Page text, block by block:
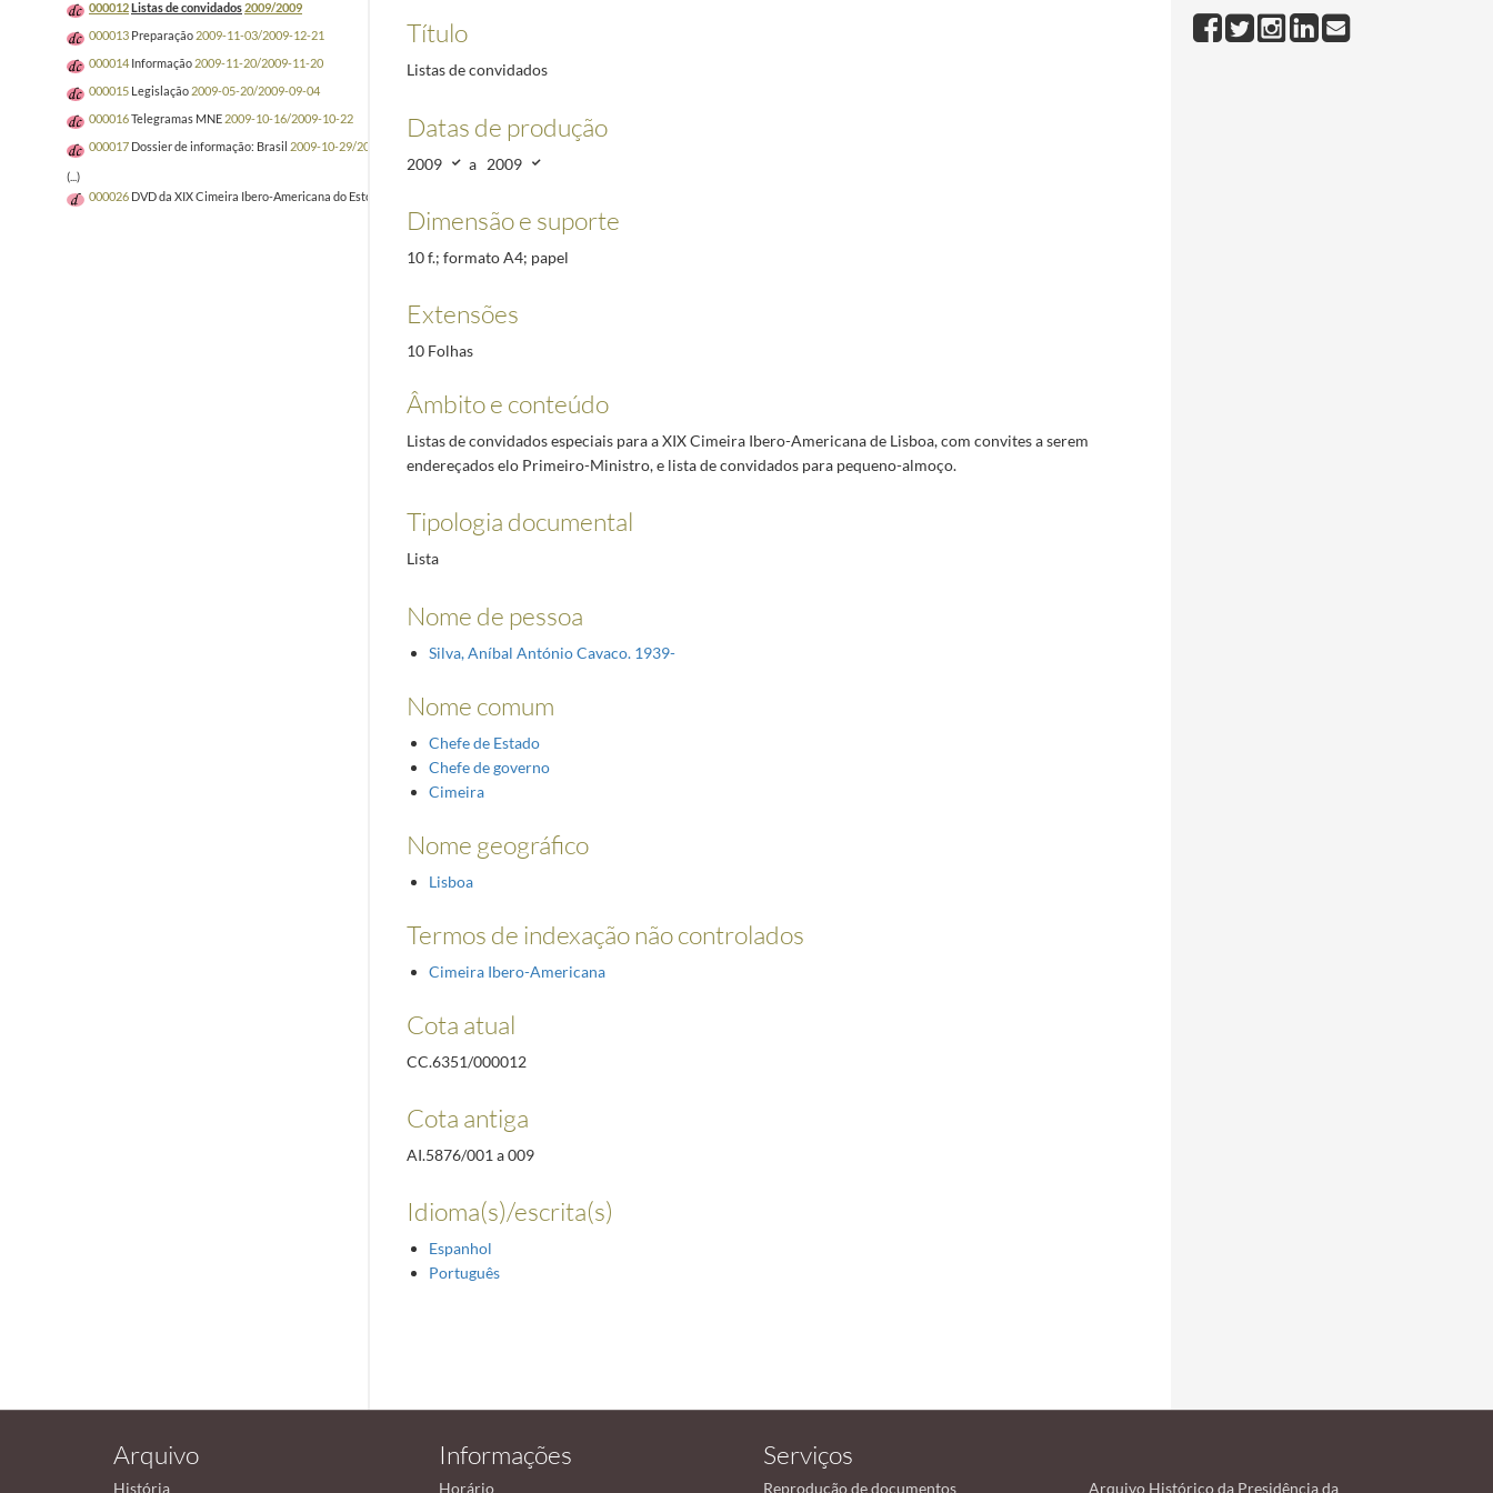
000012Listas de convidados2009/2009
000013 Preparação 2009-11-03/2009-12-21
000014 Informação 2009-11-20/2009-11-20
000015 Legislação 2009-05-20/2009-09-04
000016Telegramas MNE 2009-10-16/2009-10-22
000017 Dossier de informação: Brasil 2009-10-29/2009-11-20
(...)
000026 DVD da XIX Cimeira Ibero-Americana do Estoril, 29 de novembro a 1 de dezembro de 2009
Título
Listas de convidados
Datas de produção
2009 a 2009
Dimensão e suporte
10 f.; formato A4; papel
Extensões
10 Folhas
Âmbito e conteúdo
Listas de convidados especiais para a XIX Cimeira Ibero-Americana de Lisboa, com convites a serem
endereçados elo Primeiro-Ministro, e lista de convidados para pequeno-almoço.
Tipologia documental
Lista
Nome de pessoa
Silva, Aníbal António Cavaco. 1939-
Nome comum
Chefe de Estado
Chefe de governo
Cimeira
Nome geográfico
Lisboa
Termos de indexação não controlados
Cimeira Ibero-Americana
Cota atual
CC.6351/000012
Cota antiga
AI.5876/001 a 009
Idioma(s)/escrita(s)
Espanhol
Português
Arquivo
História
Informações
Horário
Serviços
Reprodução de documentos Arquivo Histórico da Presidência da